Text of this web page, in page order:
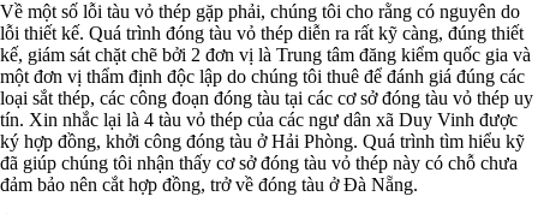
Về một số lỗi tàu vỏ thép gặp phải, chúng tôi cho rằng có nguyên do
lỗi thiết kế. Quá trình đóng tàu vỏ thép diễn ra rất kỹ càng, đúng thiết
kế, giám sát chặt chẽ bởi 2 đơn vị là Trung tâm đăng kiểm quốc gia và
một đơn vị thẩm định độc lập do chúng tôi thuê để đánh giá đúng các
loại sắt thép, các công đoạn đóng tàu tại các cơ sở đóng tàu vỏ thép uy
tín. Xin nhắc lại là 4 tàu vỏ thép của các ngư dân xã Duy Vinh được
ký hợp đồng, khởi công đóng tàu ở Hải Phòng. Quá trình tìm hiểu kỹ
đã giúp chúng tôi nhận thấy cơ sở đóng tàu vỏ thép này có chỗ chưa
đảm bảo nên cắt hợp đồng, trở về đóng tàu ở Đà Nẵng.